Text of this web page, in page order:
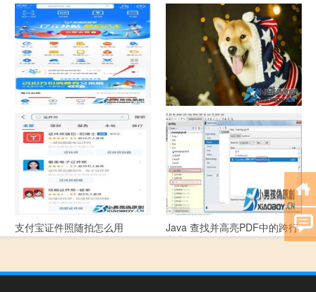
中国联通手机营业厅销户操作
指引
摄影作品的欣赏方法
支付宝怎么拍违章挣钱？
宠物定位器app开发可以解决哪
些问题？
支付宝证件照随拍怎么用
Java 查找并高亮PDF中的跨行
文本